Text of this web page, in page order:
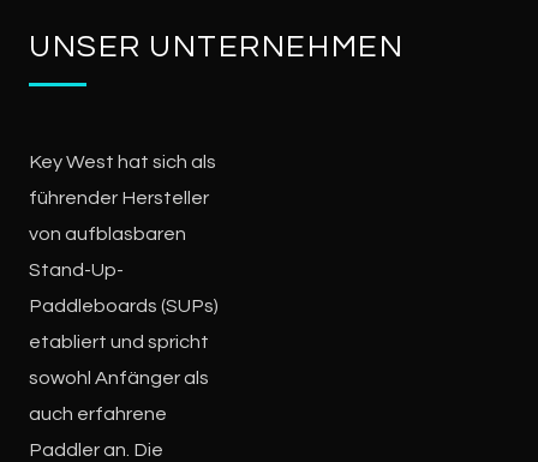
UNSER UNTERNEHMEN
Key West hat sich als
führender Hersteller
von aufblasbaren
Stand-Up-
Paddleboards (SUPs)
etabliert und spricht
sowohl Anfänger als
auch erfahrene
Paddler an. Die